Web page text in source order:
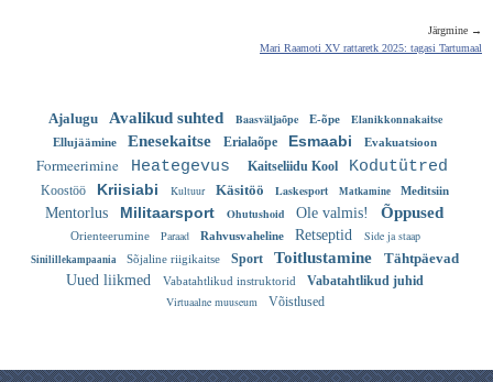
Järgmine →
Mari Raamoti XV rattaretk 2025: tagasi Tartumaal
Ajalugu Avalikud suhted Baasväljaõpe E-õpe Elanikkonnakaitse
Ellujäämine Enesekaitse Erialaõpe Esmaabi Evakuatsioon
Formeerimine Heategevus Kaitseliidu Kool Kodutütred
Koostöö Kriisiabi Kultuur Käsitöö Laskesport Matkamine Meditsiin
Mentorlus Militaarsport Ohutushoid Ole valmis! Õppused
Orienteerumine Paraad Rahvusvaheline Retseptid Side ja staap
Sinilillekampaania Sõjaline riigikaitse Sport Toitlustamine
Tähtpäevad
Uued liikmed
Vabatahtlikud instruktorid
Vabatahtlikud juhid
Virtuaalne muuseum
Võistlused